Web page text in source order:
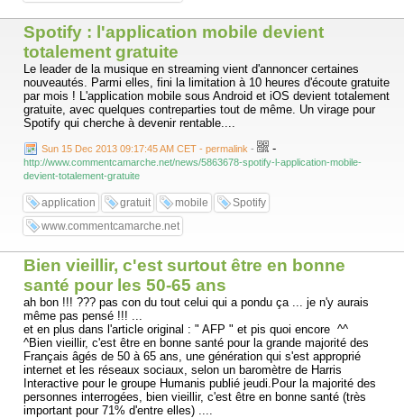
Spotify : l'application mobile devient
totalement gratuite
Le leader de la musique en streaming vient d'annoncer certaines
nouveautés. Parmi elles, fini la limitation à 10 heures d'écoute gratuite
par mois ! L'application mobile sous Android et iOS devient totalement
gratuite, avec quelques contreparties tout de même. Un virage pour
Spotify qui cherche à devenir rentable....
Sun 15 Dec 2013 09:17:45 AM CET - permalink - -
http://www.commentcamarche.net/news/5863678-spotify-l-application-mobile-
devient-totalement-gratuite
application gratuit mobile
Spotify
www.commentcamarche.net
Bien vieillir, c'est surtout être en bonne
santé pour les 50-65 ans
ah bon !!! ??? pas con du tout celui qui a pondu ça ... je n'y aurais
même pas pensé !!! ...
et en plus dans l'article original : " AFP " et pis quoi encore ^^
^Bien vieillir, c'est être en bonne santé pour la grande majorité des
Français âgés de 50 à 65 ans, une génération qui s'est approprié
internet et les réseaux sociaux, selon un baromètre de Harris
Interactive pour le groupe Humanis publié jeudi.Pour la majorité des
personnes interrogées, bien vieillir, c'est être en bonne santé (très
important pour 71% d'entre elles) ....